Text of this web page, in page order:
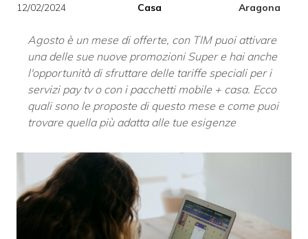
12/02/2024
Casa
Aragona
Agosto è un mese di offerte, con TIM puoi attivare
una delle sue nuove promozioni Super e hai anche
l'opportunità di sfruttare delle tariffe speciali per i
servizi pay tv o con i pacchetti mobile + casa. Ecco
quali sono le proposte di questo mese e come puoi
trovare quella più adatta alle tue esigenze